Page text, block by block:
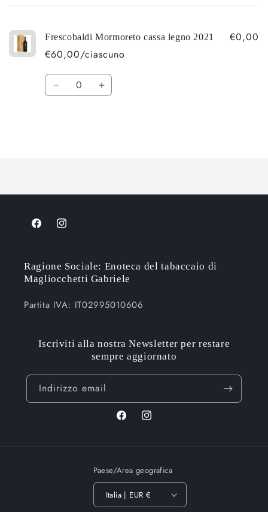
Frescobaldi Mormoreto cassa legno 2021
€60,00/ciascuno
€0,00
Quantità
DiminuisciAumenta
FacebookInstagram
Ragione Sociale: Enoteca del tabaccaio di
Magliocchetti Gabriele
Partita IVA: IT02995010606
Iscriviti alla nostra Newsletter per restare
sempre aggiornato
Indirizzo email
FacebookInstagram
Paese/Area geografica
Italia | EUR €